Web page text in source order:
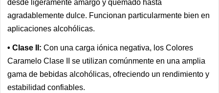
desde ligeramente amargo y quemado hasta
agradablemente dulce. Funcionan particularmente bien en
aplicaciones alcohólicas.
• Clase II: Con una carga iónica negativa, los Colores
Caramelo Clase II se utilizan comúnmente en una amplia
gama de bebidas alcohólicas, ofreciendo un rendimiento y
estabilidad confiables.